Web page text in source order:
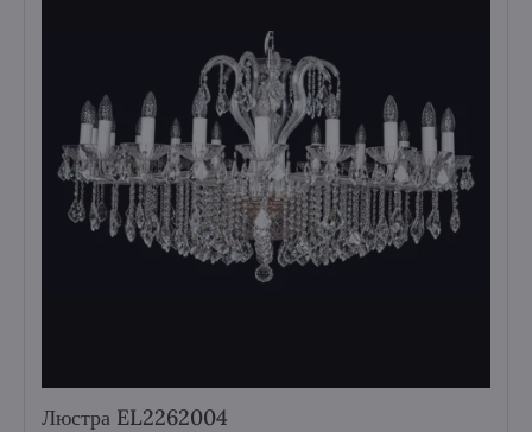
Люстра EL2262004